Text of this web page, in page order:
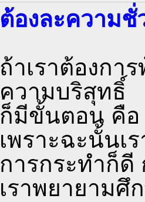
ต้องละความชั่
ถ้าเราต้องกา
ความบริสุทธิ์
ก็มีขั้นตอน คื
เพราะฉะนั้นเร
การกระทำก็
เราพยายามศึ